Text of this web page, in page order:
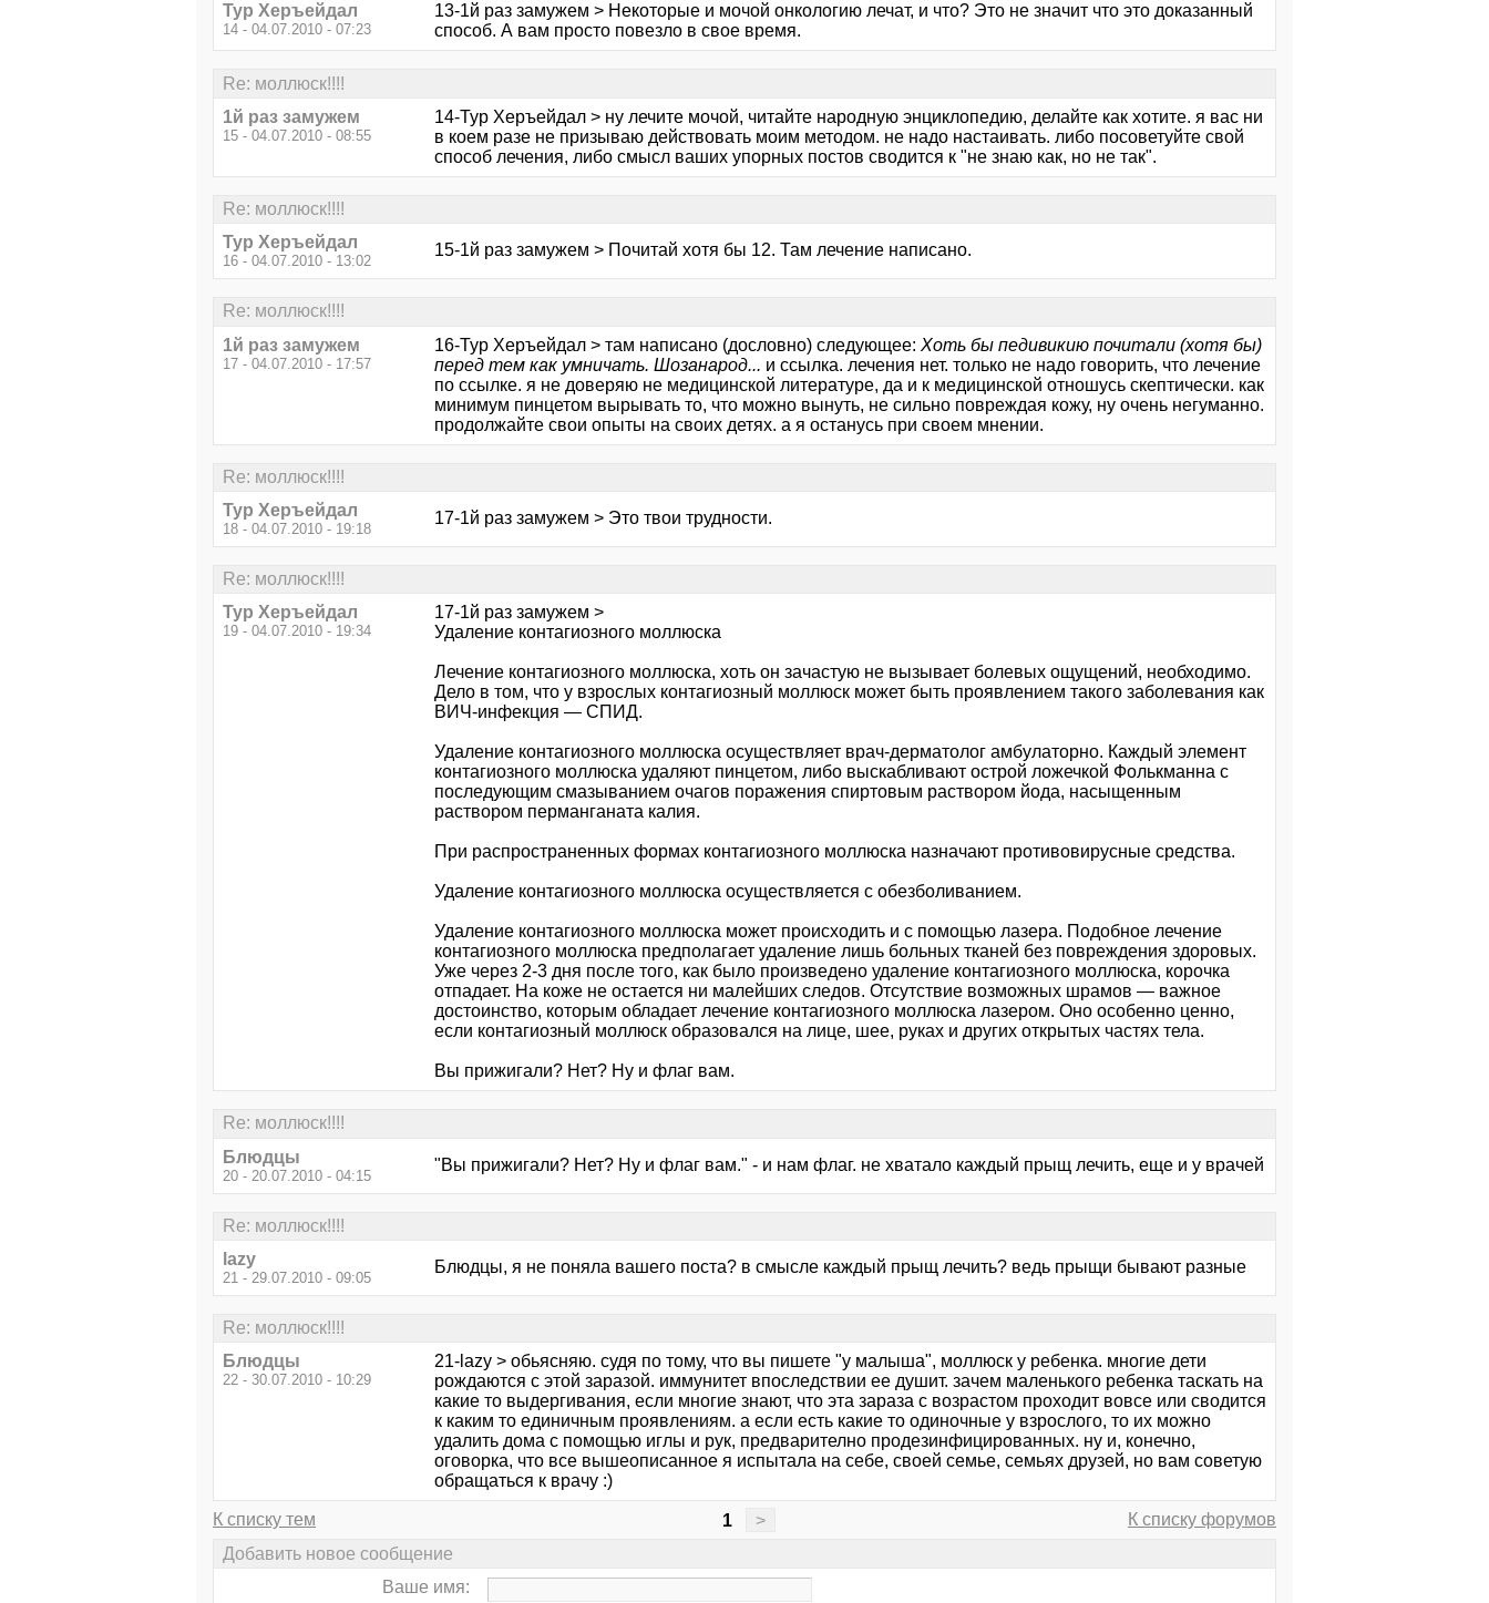
Тур Херъейдал
14 - 04.07.2010 - 07:23
13-1й раз замужем > Некоторые и мочой онкологию лечат, и что? Это не значит что это доказанный
способ. А вам просто повезло в свое время.
Re: моллюск!!!!
1й раз замужем
15 - 04.07.2010 - 08:55
14-Тур Херъейдал > ну лечите мочой, читайте народную энциклопедию, делайте как хотите. я вас ни
в коем разе не призываю действовать моим методом. не надо настаивать. либо посоветуйте свой
способ лечения, либо смысл ваших упорных постов сводится к "не знаю как, но не так".
Re: моллюск!!!!
Тур Херъейдал
16 - 04.07.2010 - 13:02
15-1й раз замужем > Почитай хотя бы 12. Там лечение написано.
Re: моллюск!!!!
1й раз замужем
17 - 04.07.2010 - 17:57
16-Тур Херъейдал > там написано (дословно) следующее: Хоть бы педивикию почитали (хотя бы)
перед тем как умничать. Шозанарод... и ссылка. лечения нет. только не надо говорить, что лечение
по ссылке. я не доверяю не медицинской литературе, да и к медицинской отношусь скептически. как
минимум пинцетом вырывать то, что можно вынуть, не сильно повреждая кожу, ну очень негуманно.
продолжайте свои опыты на своих детях. а я останусь при своем мнении.
Re: моллюск!!!!
Тур Херъейдал
18 - 04.07.2010 - 19:18
17-1й раз замужем > Это твои трудности.
Re: моллюск!!!!
Тур Херъейдал
19 - 04.07.2010 - 19:34
17-1й раз замужем >
Удаление контагиозного моллюска
Лечение контагиозного моллюска, хоть он зачастую не вызывает болевых ощущений, необходимо.
Дело в том, что у взрослых контагиозный моллюск может быть проявлением такого заболевания как
ВИЧ-инфекция — СПИД.
Удаление контагиозного моллюска осуществляет врач-дерматолог амбулаторно. Каждый элемент
контагиозного моллюска удаляют пинцетом, либо выскабливают острой ложечкой Фолькманна с
последующим смазыванием очагов поражения спиртовым раствором йода, насыщенным
раствором перманганата калия.
При распространенных формах контагиозного моллюска назначают противовирусные средства.
Удаление контагиозного моллюска осуществляется с обезболиванием.
Удаление контагиозного моллюска может происходить и с помощью лазера. Подобное лечение
контагиозного моллюска предполагает удаление лишь больных тканей без повреждения здоровых.
Уже через 2-3 дня после того, как было произведено удаление контагиозного моллюска, корочка
отпадает. На коже не остается ни малейших следов. Отсутствие возможных шрамов — важное
достоинство, которым обладает лечение контагиозного моллюска лазером. Оно особенно ценно,
если контагиозный моллюск образовался на лице, шее, руках и других открытых частях тела.
Вы прижигали? Нет? Ну и флаг вам.
Re: моллюск!!!!
Блюдцы
20 - 20.07.2010 - 04:15
"Вы прижигали? Нет? Ну и флаг вам." - и нам флаг. не хватало каждый прыщ лечить, еще и у врачей
Re: моллюск!!!!
lazy
21 - 29.07.2010 - 09:05
Блюдцы, я не поняла вашего поста? в смысле каждый прыщ лечить? ведь прыщи бывают разные
Re: моллюск!!!!
Блюдцы
22 - 30.07.2010 - 10:29
21-lazy > обьясняю. судя по тому, что вы пишете "у малыша", моллюск у ребенка. многие дети
рождаются с этой заразой. иммунитет впоследствии ее душит. зачем маленького ребенка таскать на
какие то выдергивания, если многие знают, что эта зараза с возрастом проходит вовсе или сводится
к каким то единичным проявлениям. а если есть какие то одиночные у взрослого, то их можно
удалить дома с помощью иглы и рук, предварително продезинфицированных. ну и, конечно,
оговорка, что все вышеописанное я испытала на себе, своей семье, семьях друзей, но вам советую
обращаться к врачу :)
К списку тем 1 >
К списку форумов
Добавить новое сообщение
Ваше имя: